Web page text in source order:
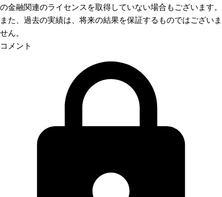
の金融関連のライセンスを取得していない場合もございます。
また、過去の実績は、将来の結果を保証するものではございま
せん。
コメント